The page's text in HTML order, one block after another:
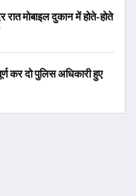
रात मोबाइल दुकान में होते-होते
कर दो पुलिस अधिकारी हुए